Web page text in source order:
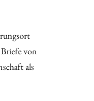
von
als